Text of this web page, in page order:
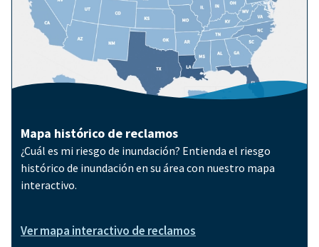
Mapa histórico de reclamos
¿Cuál es mi riesgo de inundación? Entienda el riesgo
histórico de inundación en su área con nuestro mapa
interactivo.
Ver mapa interactivo de reclamos